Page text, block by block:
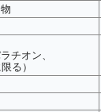
チオン、
る）